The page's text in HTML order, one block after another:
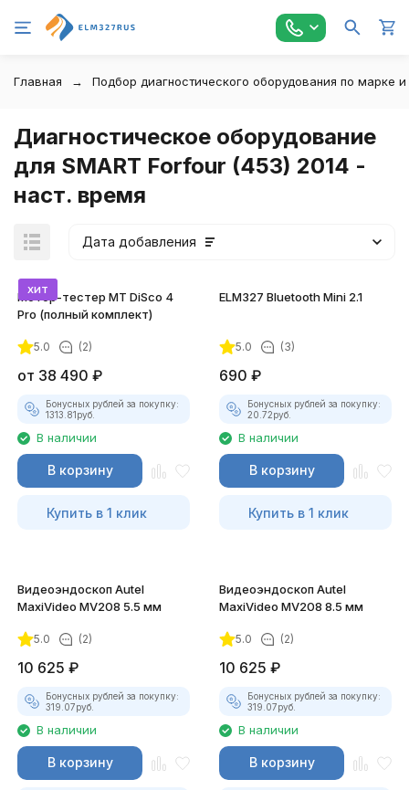
Главная Подбор диагностического оборудования по марке
Диагностическое оборудование
для SMART Forfour (453) 2014 -
наст. время
Дата добавления
хит
Мотор-тестер MT DiSco 4
Pro (полный комплект)
5.0 (2)
от 38 490 ₽
Бонусных рублей за покупку:
1313.81руб.
В наличии
В корзину
Купить в 1 клик
ELM327 Bluetooth Mini 2.1
5.0 (3)
690 ₽
Бонусных рублей за покупку:
20.72руб.
В наличии
В корзину
Купить в 1 клик
Видеоэндоскоп Autel
MaxiVideo MV208 5.5 мм
5.0 (2)
10 625 ₽
Бонусных рублей за покупку:
319.07руб.
В наличии
В корзину
Видеоэндоскоп Autel
MaxiVideo MV208 8.5 мм
5.0 (2)
10 625 ₽
Бонусных рублей за покупку:
319.07руб.
В наличии
В корзину